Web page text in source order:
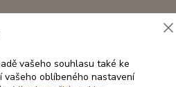
vašeho souhlasu také ke
oblíbeného nastavení